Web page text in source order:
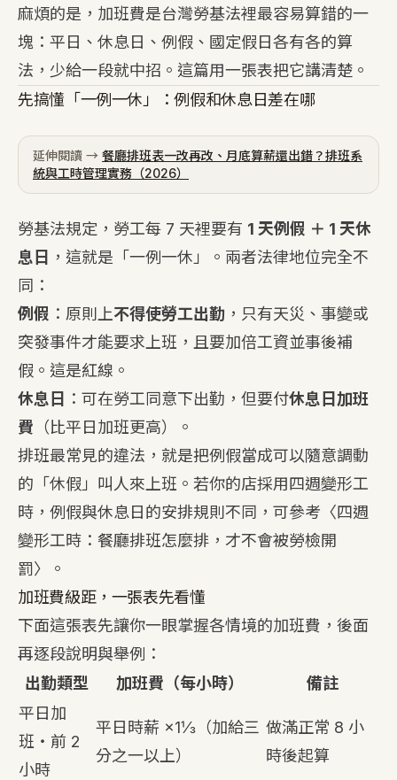
麻煩的是，加班費是台灣勞基法裡最容易算錯的一
塊：平日、休息日、例假、國定假日各有各的算
法，少給一段就中招。這篇用一張表把它講清楚。
先搞懂「一例一休」：例假和休息日差在哪
延伸閱讀 → 餐廳排班表一改再改、月底算薪還出錯？排班系
統與工時管理實務（2026）
勞基法規定，勞工每 7 天裡要有 1 天例假 ＋ 1 天休
息日 ，這就是「一例一休」。兩者法律地位完全不
同：
例假 ：原則上不得使勞工出勤 ，只有天災、事變或
突發事件才能要求上班，且要加倍工資並事後補
假。這是紅線。
休息日
：可在勞工同意下出勤，但要付休息日加班
費 （比平日加班更高）。
排班最常見的違法，就是把例假當成可以隨意調動
的「休假」叫人來上班。若你的店採用四週變形工
時，例假與休息日的安排規則不同，可參考〈四週
變形工時：餐廳排班怎麼排，才不會被勞檢開
罰〉。
加班費級距，一張表先看懂
下面這張表先讓你一眼掌握各情境的加班費，後面
再逐段說明與舉例：
出勤類型
加班費（每小時）
備註
平日加
班・前 2
小時
平日時薪 ×1⅓（加給三
分之一以上）
做滿正常 8 小
時後起算